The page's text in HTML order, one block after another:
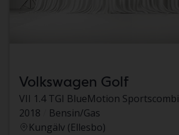
Volkswagen Golf
VII 1.4 TGI BlueMotion Sportscombi
2018
Bensin/Gas
Kungälv (Ellesbo)